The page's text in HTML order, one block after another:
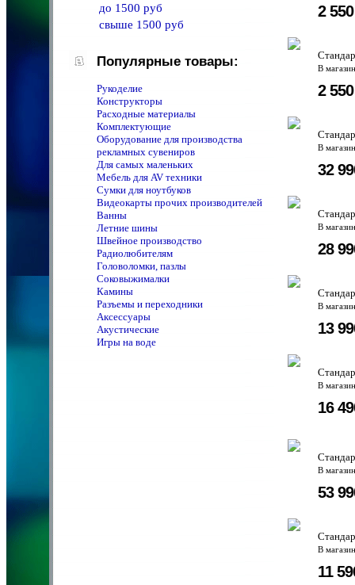
до 1500 руб
свыше 1500 руб
Популярные товары:
Рукоделие
Конструкторы
Расходные материалы
Комплектующие
Оборудование для производства
рекламных сувениров
Для самых маленьких
Мебель для AV техники
Сумки для ноутбуков
Видеокарты прочих производителей
Ванны
Летние шины
Швейное производство
Радиолюбителям
Головоломки, пазлы
Соковыжималки
Камины
Разъемы и переходники
Аксессуары
Акустические
Игры на воде
2
В
2
В
32
В
28
В
13
В
16
В
53
В
11